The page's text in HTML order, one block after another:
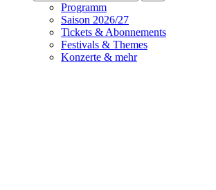
Programm
Saison 2026/27
Tickets & Abonnements
Festivals & Themes
Konzerte & mehr